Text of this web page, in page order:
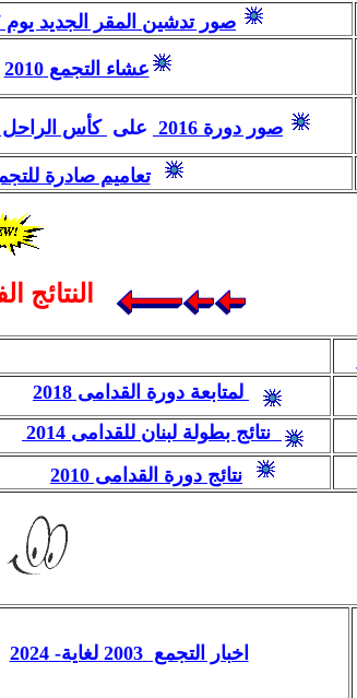
صور تدشين المقر الجديد يوم
عشاء التجمع 2010
صور دورة 2016 على كأس
تعاميم صادرة
لمتابعة دورة القدامى 2018
نتائج بطولة لبنان للقدامى
نتائج دورة القدامى 2010
اخبار التجمع 2003 لغاية- 2024